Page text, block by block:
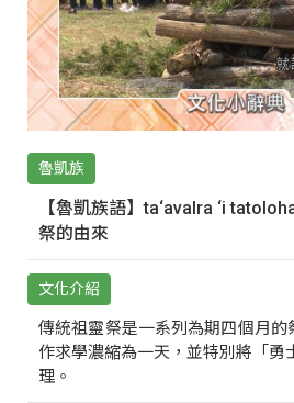
魯凱族
【魯凱族語】ta‘avalra ‘i
祭的由來
文化介紹
傳統祖靈祭是一系列為期四個月
作求學濃縮為一天，並特別將「勇
理。